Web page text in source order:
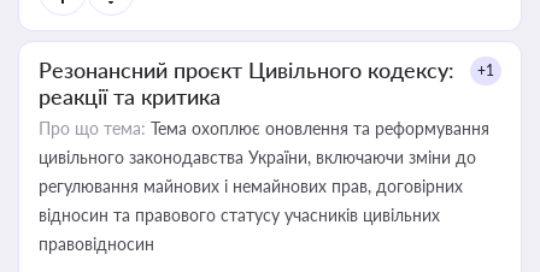
Резонансний проєкт Цивільного кодексу:
реакції та критика
+1
Про що тема: Тема охоплює оновлення та реформування
цивільного законодавства України, включаючи зміни до
регулювання майнових і немайнових прав, договірних
відносин та правового статусу учасників цивільних
правовідносин